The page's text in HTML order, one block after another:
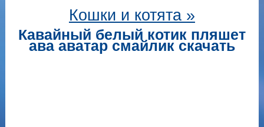
Кошки и котята »
Кавайный белый котик пляшет
ава аватар смайлик скачать